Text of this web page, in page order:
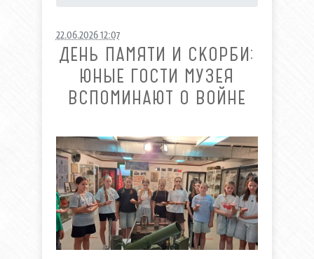
22.06.2026 12:07
ДЕНЬ ПАМЯТИ И СКОРБИ:
ЮНЫЕ ГОСТИ МУЗЕЯ
ВСПОМИНАЮТ О ВОЙНЕ